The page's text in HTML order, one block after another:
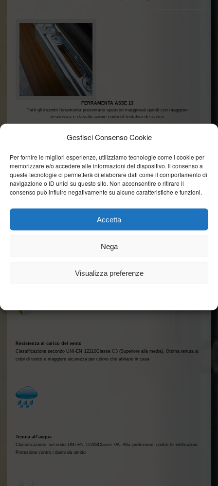
Gestisci Consenso Cookie
Per fornire le migliori esperienze, utilizziamo tecnologie come i cookie per
memorizzare e/o accedere alle informazioni del dispositivo. Il consenso a
queste tecnologie ci permetterà di elaborare dati come il comportamento di
navigazione o ID unici su questo sito. Non acconsentire o ritirare il
consenso può influire negativamente su alcune caratteristiche e funzioni.
Accetta
Nega
Visualizza preferenze
FERRAMENTA ASSE 13
Tutti gli incontri ferramenta presentano spessori maggiorati quindi con maggiore
resistenza e classificazione contro il tentativo di scasso
Il telaio maestro è strutturato con traverse lunghe per inibire il contatto tra la superficie
Resistenza al carico del vento
Classificazione secondo UNI-EN 12210Classe C3 (Superiore alla media). Ottima tenuta ai
colpi di vento e maggiore sicurezza per coloro che abitano in casa
Tenuta all’acqua
Classificazione secondo UNI-EN 12208Classe 9A. Alta protezione contro le infiltrazioni.
Protezione contro i danni da umido